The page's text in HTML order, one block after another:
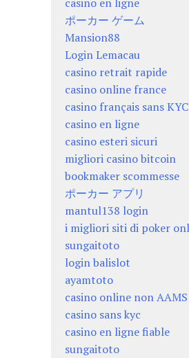
ポーカー ゲーム
Mansion88
Login Lemacau
casino retrait rapide
casino online france
casino français sans KYC
casino en ligne
casino esteri sicuri
migliori casino bitcoin
bookmaker scommesse
ポーカー アプリ
mantul138 login
i migliori siti di poker
sungaitoto
login balislot
ayamtoto
casino online non AAMS
casino sans kyc
casino en ligne fiable
sungaitoto